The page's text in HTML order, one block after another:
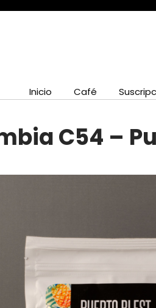
Inicio Café
C54 –